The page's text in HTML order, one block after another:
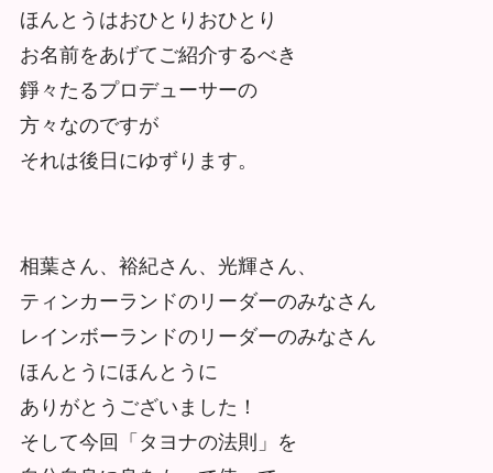
ほんとうはおひとりおひとり
お名前をあげてご紹介するべき
錚々たるプロデューサーの
方々なのですが
それは後日にゆずります。
相葉さん、裕紀さん、光輝さん、
ティンカーランドのリーダーのみなさん
レインボーランドのリーダーのみなさん
ほんとうにほんとうに
ありがとうございました！
そして今回「タヨナの法則」を